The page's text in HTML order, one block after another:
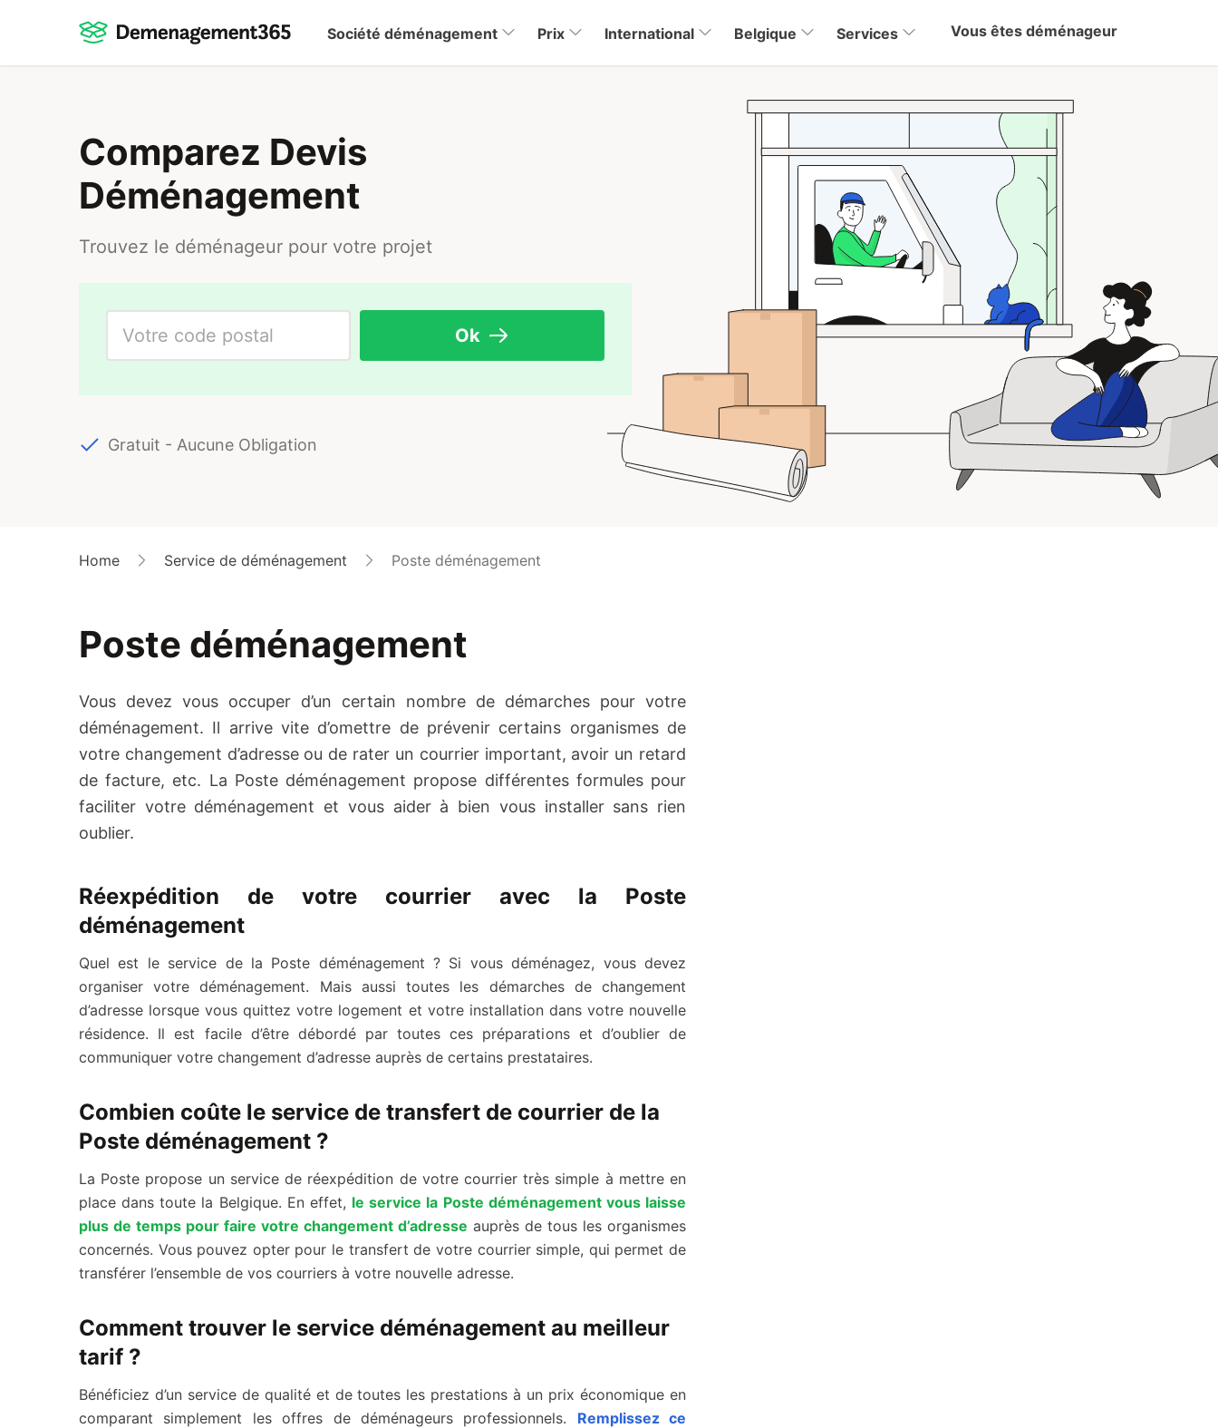
Société déménagement Prix International Belgique Services Vous êtes déménageur
Comparez Devis
Déménagement
Trouvez le déménageur pour votre projet
Ok
Gratuit - Aucune Obligation
Home Service de déménagement Poste déménagement
Poste déménagement
Vous devez vous occuper d’un certain nombre de démarches pour votre
déménagement. Il arrive vite d’omettre de prévenir certains organismes de
votre changement d’adresse ou de rater un courrier important, avoir un retard
de facture, etc. La Poste déménagement propose différentes formules pour
faciliter votre déménagement et vous aider à bien vous installer sans rien
oublier.
Réexpédition de votre courrier avec la Poste
déménagement
Quel est le service de la Poste déménagement ? Si vous déménagez, vous devez
organiser votre déménagement. Mais aussi toutes les démarches de changement
d’adresse lorsque vous quittez votre logement et votre installation dans votre nouvelle
résidence. Il est facile d’être débordé par toutes ces préparations et d’oublier de
communiquer votre changement d’adresse auprès de certains prestataires.
Combien coûte le service de transfert de courrier de la
Poste déménagement ?
La Poste propose un service de réexpédition de votre courrier très simple à mettre en
place dans toute la Belgique. En effet, le service la Poste déménagement vous laisse
plus de temps pour faire votre changement d’adresse auprès de tous les organismes
concernés. Vous pouvez opter pour le transfert de votre courrier simple, qui permet de
transférer l’ensemble de vos courriers à votre nouvelle adresse.
Comment trouver le service déménagement au meilleur
tarif ?
Bénéficiez d’un service de qualité et de toutes les prestations à un prix économique en
comparant simplement les offres de déménageurs professionnels. Remplissez ce